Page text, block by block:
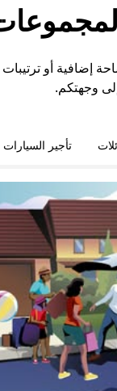
وجهتكم.
تأجير السيارات